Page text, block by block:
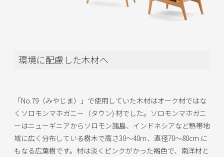
環境に配慮した木材へ
「No.79（みやじま）」で使用していた木材はオーク材ではな
くソロモンマホガニー（タウン) 材でした。ソロモンマホガニ
ーはニューギニアからソロモン諸島、インドネシアなど熱帯地
域に広く分布している樹木で高さ30～40ｍ、直径70～80cm に
もなる広葉樹です。材は淡くピンクがかった褐色で、南洋材と